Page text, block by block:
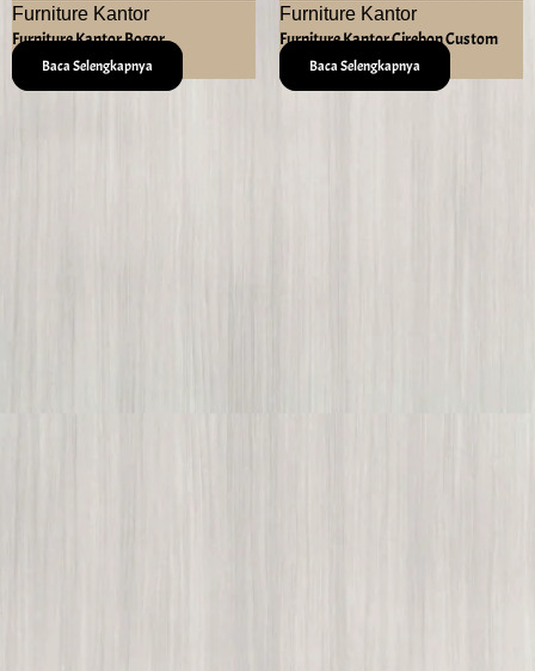
Furniture Kantor
Furniture Kantor Bogor
Baca Selengkapnya
Furniture Kantor
Furniture Kantor Cirebon Custom
Baca Selengkapnya